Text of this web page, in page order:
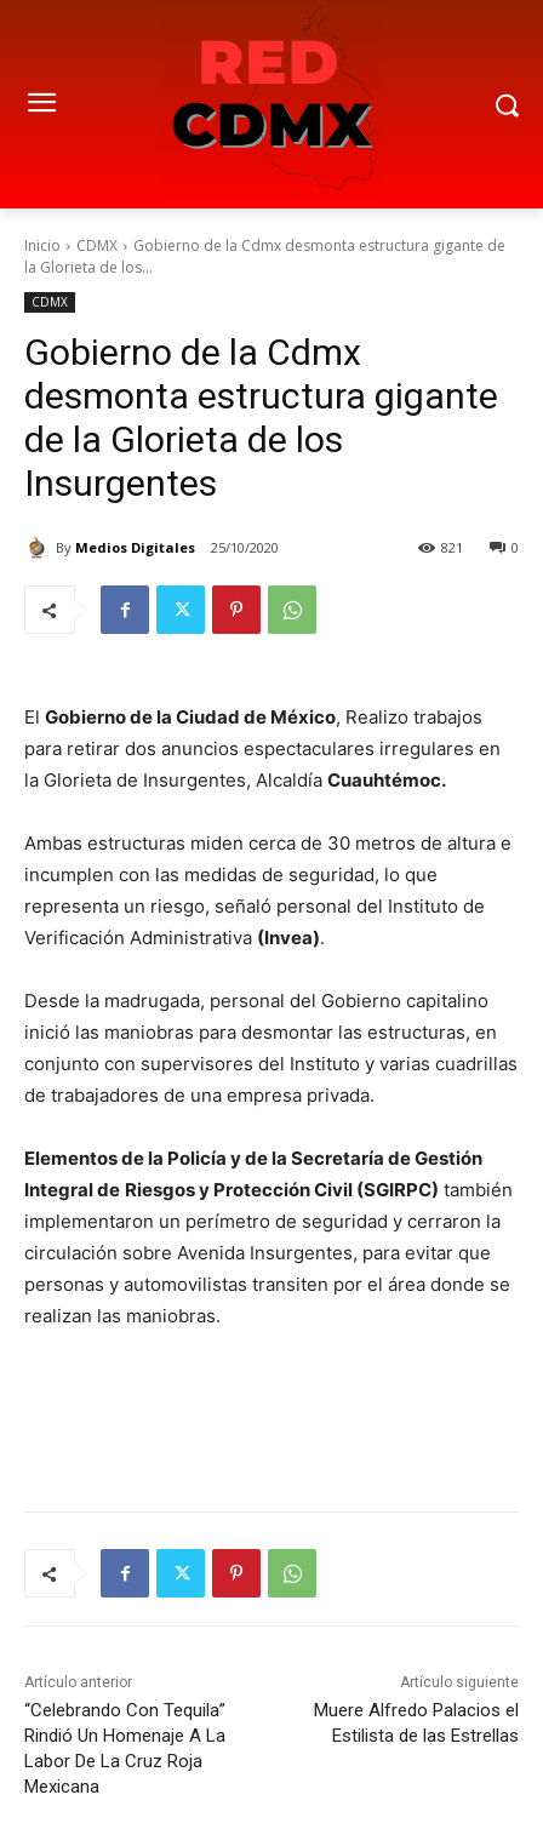
Inicio CDMX
Gobierno de la Cdmx desmonta estructura gigante de
la Glorieta de los...
CDMX
Gobierno de la Cdmx
desmonta estructura gigante
de la Glorieta de los
Insurgentes
By Medios Digitales 25/10/2020 0
821
El Gobierno de la Ciudad de México, Realizo trabajos
para retirar dos anuncios espectaculares irregulares en
la Glorieta de Insurgentes, Alcaldía Cuauhtémoc.
Ambas estructuras miden cerca de 30 metros de altura e
incumplen con las medidas de seguridad, lo que
representa un riesgo, señaló personal del Instituto de
Verificación Administrativa (Invea).
Desde la madrugada, personal del Gobierno capitalino
inició las maniobras para desmontar las estructuras, en
conjunto con supervisores del Instituto y varias cuadrillas
de trabajadores de una empresa privada.
Elementos de la Policía y de la Secretaría de Gestión
Integral de Riesgos y Protección Civil (SGIRPC) también
implementaron un perímetro de seguridad y cerraron la
circulación sobre Avenida Insurgentes, para evitar que
personas y automovilistas transiten por el área donde se
realizan las maniobras.
Artículo anterior
“Celebrando Con Tequila”
Rindió Un Homenaje A La
Labor De La Cruz Roja
Mexicana
Artículo siguiente
Muere Alfredo Palacios el
Estilista de las Estrellas